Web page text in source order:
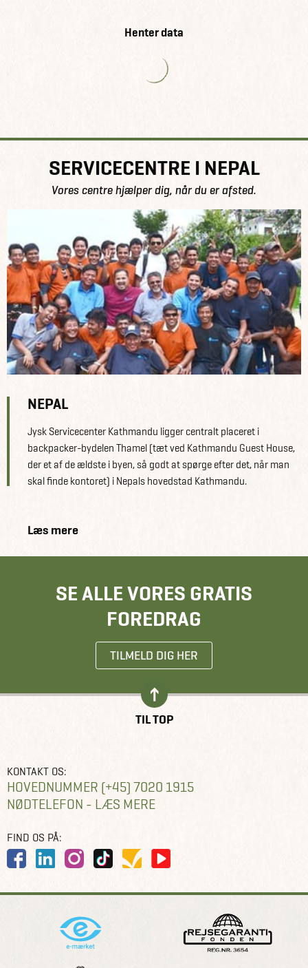
Henter data
SERVICECENTRE I NEPAL
Vores centre hjælper dig, når du er afsted.
NEPAL
Jysk Servicecenter Kathmandu ligger centralt placeret i
backpacker-bydelen Thamel (tæt ved Kathmandu Guest House,
der et af de ældste i byen, så godt at spørge efter det, når man
skal finde kontoret) i Nepals hovedstad Kathmandu.
Læs mere
SE ALLE VORES GRATIS
FOREDRAG
TILMELD DIG HER
TIL TOP
KONTAKT OS:
HOVEDNUMMER (+45) 7020 1915
NØDTELEFON - LÆS MERE
FIND OS PÅ: